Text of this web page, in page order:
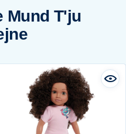
Mund T'ju